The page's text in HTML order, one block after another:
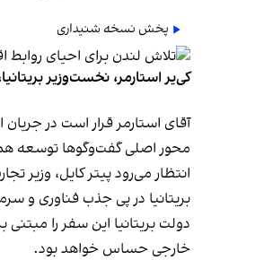
پخش نسخه شنیداری
کی‌یر استارمر، نخست‌وزیر بریتانیا، روز سه‌شنبه، ۷ دلو برای نخستین سفر رسمی راهی چین می‌شود. این نخستین سفر
آقای استارمر قرار است در
محور اصلی گفت‌وگوها توسعه
انتظار می‌رود پیتر کایل، وزیر
بریتانیا در پی جذب فناوری و
دولت بریتانیا این سفر را
خارجی حساس خواهد بود.